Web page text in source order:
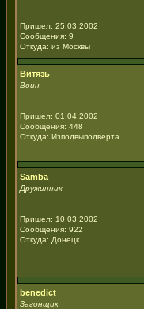
Пришел: 25.03.2002
Сообщения: 9
Откуда: из Москвы
Витязь
Воин
Пришел: 01.04.2002
Сообщения: 448
Откуда: Изподвыподверта
Samba
Дружинник
Пришел: 10.03.2002
Сообщения: 922
Откуда: Донецк
benedict
Загонщик